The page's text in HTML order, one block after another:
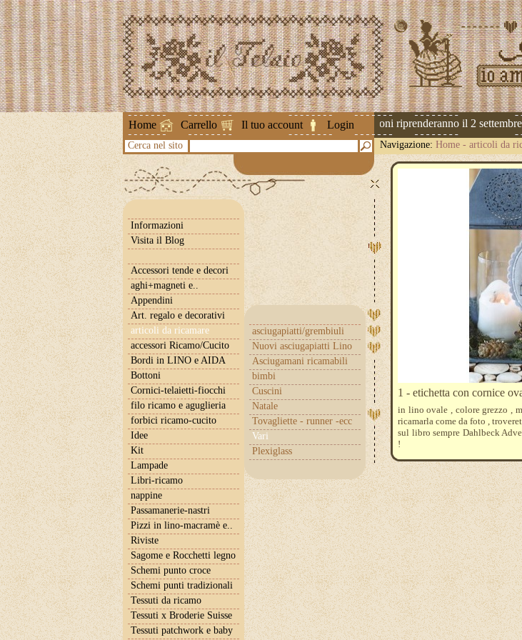
Home Carrello Il tuo account Login
Attenzione ! Le spedizioni riprenderanno il 2 settembre
Cerca nel sito Navigazione: Home - articoli da
Informazioni
Visita il Blog
Accessori tende e decori
aghi+magneti e..
Appendini
Art. regalo e decorativi
articoli da ricamare
asciugapiatti/grembiuli
Nuovi asciugapiatti Lino
Asciugamani ricamabili
bimbi
Cuscini
Natale
Tovagliette - runner -ecc
Vari
Plexiglass
accessori Ricamo/Cucito
Bordi in LINO e AIDA
Bottoni
Cornici-telaietti-fiocchi
filo ricamo e aguglieria
forbici ricamo-cucito
Idee
Kit
Lampade
Libri-ricamo
nappine
Passamanerie-nastri
Pizzi in lino-macramè e..
Riviste
Sagome e Rocchetti legno
Schemi punto croce
Schemi punti tradizionali
Tessuti da ricamo
Tessuti x Broderie Suisse
Tessuti patchwork e baby
1 - etichetta con cornice
in lino ovale , colore grezzo ,
ricamarla come da foto ,
sul libro sempre Dahlbeck
!